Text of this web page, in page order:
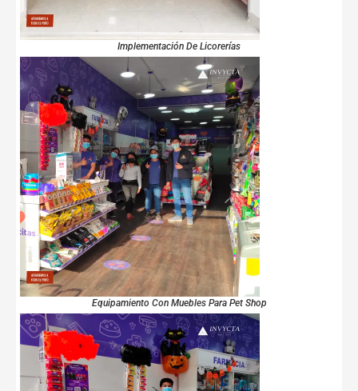
Implementación De Licorerías
Equipamiento Con Muebles Para Pet Shop